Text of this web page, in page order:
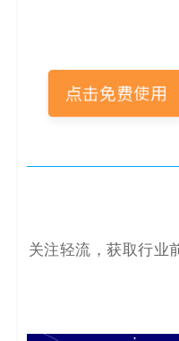
关注轻流，获取行业